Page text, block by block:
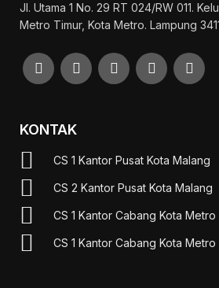
Jl. Utama 1 No. 29 RT 024/RW 011.
Metro Timur, Kota Metro. Lampung
KONTAK
CS 1 Kantor Pusat Kota Malang
CS 2 Kantor Pusat Kota Malang
CS 1 Kantor Cabang Kota Metro
CS 1 Kantor Cabang Kota Metro